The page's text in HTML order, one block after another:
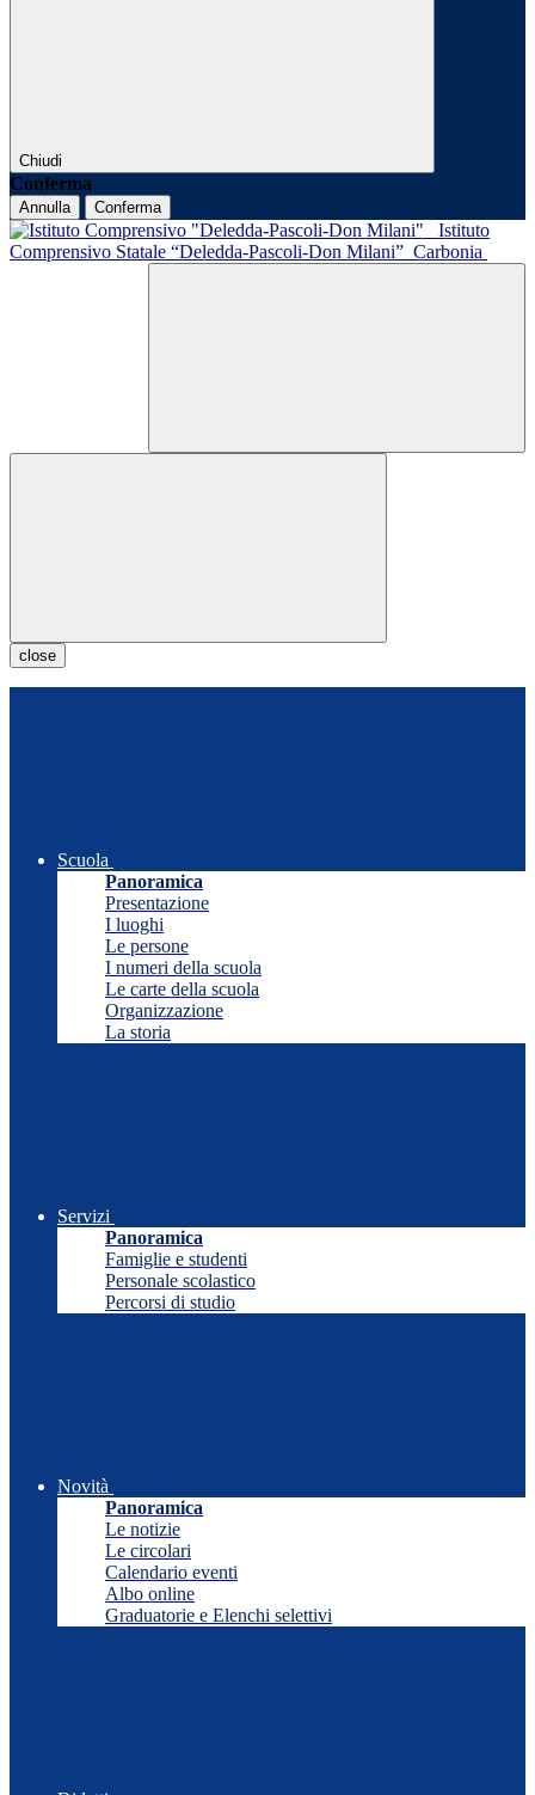
Chiudi
Conferma
Annulla Conferma
Istituto
Comprensivo Statale “Deledda-Pascoli-Don Milani” Carbonia
close
Scuola
Panoramica
Presentazione
I luoghi
Le persone
I numeri della scuola
Le carte della scuola
Organizzazione
La storia
Servizi
Panoramica
Famiglie e studenti
Personale scolastico
Percorsi di studio
Novità
Panoramica
Le notizie
Le circolari
Calendario eventi
Albo online
Graduatorie e Elenchi selettivi